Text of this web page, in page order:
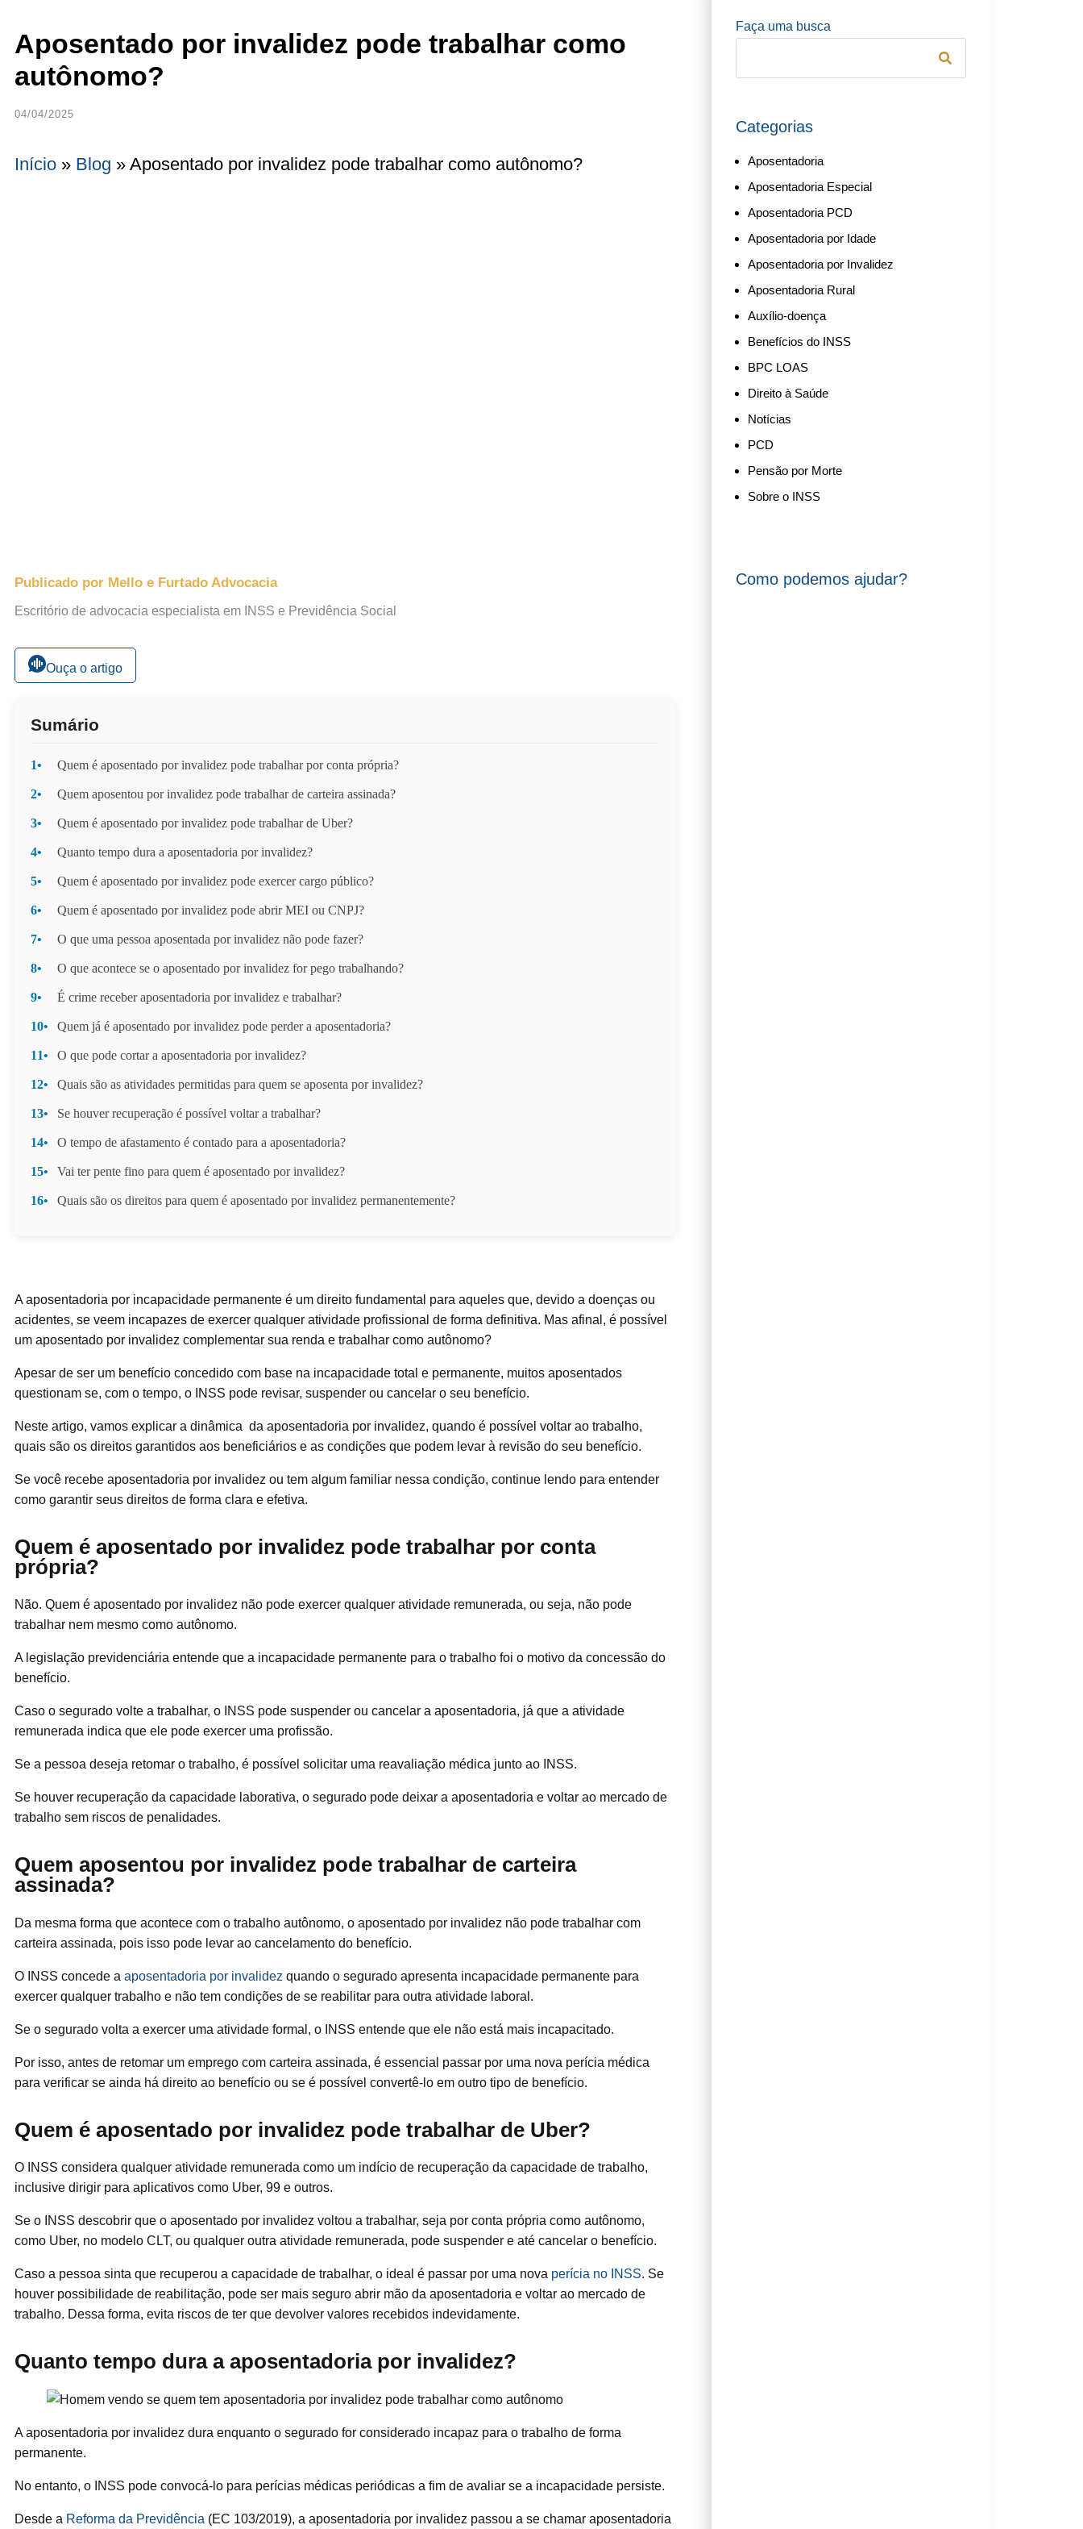
Aposentado por invalidez pode trabalhar como
autônomo?
04/04/2025
Início » Blog » Aposentado por invalidez pode trabalhar como autônomo?
Publicado por Mello e Furtado Advocacia
Escritório de advocacia especialista em INSS e Previdência Social
Ouça o artigo
Sumário
1• Quem é aposentado por invalidez pode trabalhar por conta própria?
2• Quem aposentou por invalidez pode trabalhar de carteira assinada?
3• Quem é aposentado por invalidez pode trabalhar de Uber?
4• Quanto tempo dura a aposentadoria por invalidez?
5• Quem é aposentado por invalidez pode exercer cargo público?
6• Quem é aposentado por invalidez pode abrir MEI ou CNPJ?
7• O que uma pessoa aposentada por invalidez não pode fazer?
8• O que acontece se o aposentado por invalidez for pego trabalhando?
9• É crime receber aposentadoria por invalidez e trabalhar?
10• Quem já é aposentado por invalidez pode perder a aposentadoria?
11• O que pode cortar a aposentadoria por invalidez?
12• Quais são as atividades permitidas para quem se aposenta por invalidez?
13• Se houver recuperação é possível voltar a trabalhar?
14• O tempo de afastamento é contado para a aposentadoria?
15• Vai ter pente fino para quem é aposentado por invalidez?
16• Quais são os direitos para quem é aposentado por invalidez permanentemente?
A aposentadoria por incapacidade permanente é um direito fundamental para aqueles que, devido a doenças ou
acidentes, se veem incapazes de exercer qualquer atividade profissional de forma definitiva. Mas afinal, é possível
um aposentado por invalidez complementar sua renda e trabalhar como autônomo?
Apesar de ser um benefício concedido com base na incapacidade total e permanente, muitos aposentados
questionam se, com o tempo, o INSS pode revisar, suspender ou cancelar o seu benefício.
Neste artigo, vamos explicar a dinâmica da aposentadoria por invalidez, quando é possível voltar ao trabalho,
quais são os direitos garantidos aos beneficiários e as condições que podem levar à revisão do seu benefício.
Se você recebe aposentadoria por invalidez ou tem algum familiar nessa condição, continue lendo para entender
como garantir seus direitos de forma clara e efetiva.
Quem é aposentado por invalidez pode trabalhar por conta
própria?
Não. Quem é aposentado por invalidez não pode exercer qualquer atividade remunerada, ou seja, não pode
trabalhar nem mesmo como autônomo.
A legislação previdenciária entende que a incapacidade permanente para o trabalho foi o motivo da concessão do
benefício.
Caso o segurado volte a trabalhar, o INSS pode suspender ou cancelar a aposentadoria, já que a atividade
remunerada indica que ele pode exercer uma profissão.
Se a pessoa deseja retomar o trabalho, é possível solicitar uma reavaliação médica junto ao INSS.
Se houver recuperação da capacidade laborativa, o segurado pode deixar a aposentadoria e voltar ao mercado de
trabalho sem riscos de penalidades.
Quem aposentou por invalidez pode trabalhar de carteira
assinada?
Da mesma forma que acontece com o trabalho autônomo, o aposentado por invalidez não pode trabalhar com
carteira assinada, pois isso pode levar ao cancelamento do benefício.
O INSS concede a aposentadoria por invalidez quando o segurado apresenta incapacidade permanente para
exercer qualquer trabalho e não tem condições de se reabilitar para outra atividade laboral.
Se o segurado volta a exercer uma atividade formal, o INSS entende que ele não está mais incapacitado.
Por isso, antes de retomar um emprego com carteira assinada, é essencial passar por uma nova perícia médica
para verificar se ainda há direito ao benefício ou se é possível convertê-lo em outro tipo de benefício.
Quem é aposentado por invalidez pode trabalhar de Uber?
O INSS considera qualquer atividade remunerada como um indício de recuperação da capacidade de trabalho,
inclusive dirigir para aplicativos como Uber, 99 e outros.
Se o INSS descobrir que o aposentado por invalidez voltou a trabalhar, seja por conta própria como autônomo,
como Uber, no modelo CLT, ou qualquer outra atividade remunerada, pode suspender e até cancelar o benefício.
Caso a pessoa sinta que recuperou a capacidade de trabalhar, o ideal é passar por uma nova perícia no INSS. Se
houver possibilidade de reabilitação, pode ser mais seguro abrir mão da aposentadoria e voltar ao mercado de
trabalho. Dessa forma, evita riscos de ter que devolver valores recebidos indevidamente.
Quanto tempo dura a aposentadoria por invalidez?
A aposentadoria por invalidez dura enquanto o segurado for considerado incapaz para o trabalho de forma
permanente.
No entanto, o INSS pode convocá-lo para perícias médicas periódicas a fim de avaliar se a incapacidade persiste.
Desde a Reforma da Previdência (EC 103/2019), a aposentadoria por invalidez passou a se chamar aposentadoria
Faça uma busca
Categorias
Aposentadoria
Aposentadoria Especial
Aposentadoria PCD
Aposentadoria por Idade
Aposentadoria por Invalidez
Aposentadoria Rural
Auxílio-doença
Benefícios do INSS
BPC LOAS
Direito à Saúde
Notícias
PCD
Pensão por Morte
Sobre o INSS
Como podemos ajudar?